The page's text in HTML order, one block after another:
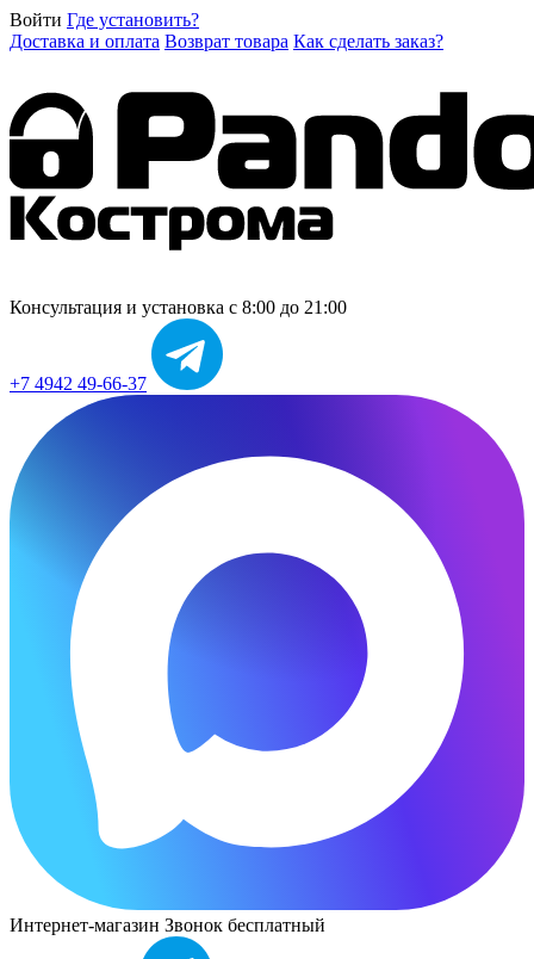
Войти Где установить?
Доставка и оплата Возврат товара Как сделать заказ?
Консультация и установка с 8:00 до 21:00
+7 4942 49-66-37
Интернет-магазин Звонок бесплатный